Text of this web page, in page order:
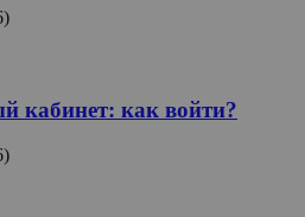
кабинет: как войти?